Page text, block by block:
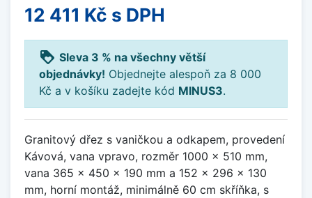
12 411 Kč s DPH
loyalty Sleva 3 % na všechny větší
objednávky! Objednejte alespoň za 8 000
Kč a v košíku zadejte kód MINUS3.
Granitový dřez s vaničkou a odkapem, provedení
Kávová, vana vpravo, rozměr 1000 x 510 mm,
vana 365 x 450 x 190 mm a 152 x 296 x 130
mm, horní montáž, minimálně 60 cm skříňka, s